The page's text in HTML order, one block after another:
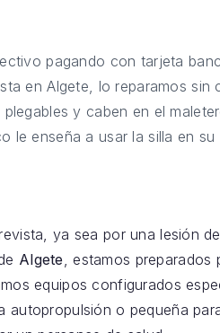
pagando con tarjeta
en Algete, lo reparamos sin
y caben en el
le enseña a usar la silla en su
ya sea por una lesión
Algete, estamos preparados
equipos configurados
o pequeña